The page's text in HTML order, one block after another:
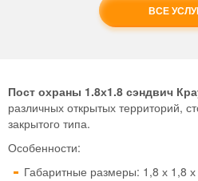
ВСЕ
Пост охраны 1.8х1.8 сэндвич
различных открытых территорий,
закрытого типа.
Особенности:
Габаритные размеры: 1,8 х 1,8